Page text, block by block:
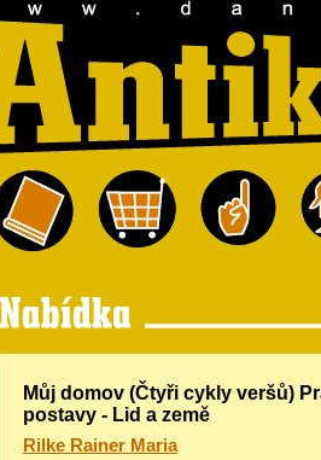
Můj domov (Čtyři cykly veršů)
postavy - Lid a země
Rilke Rainer Maria